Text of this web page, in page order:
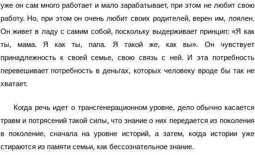
уже он сам много работает и мало зарабатывает, при этом не любит свою
работу. Но, при этом он очень любит своих родителей, верен им, лоялен.
Он живет в ладу с самим собой, поскольку выдерживает принцип: «Я как
ты, мама. Я как ты, папа. Я такой же, как вы». Он чувствует
принадлежность к своей семье, свою связь с ней. И эта потребность
перевешивает потребность в деньгах, которых человеку вроде бы так не
хватает.
Когда речь идет о трансгенерационном уровне, дело обычно касается
травм и потрясений такой силы, что знание о них передается из поколения
в поколение, сначала на уровне историй, а затем, когда истории уже
стираются из памяти семьи, как бессознательное знание.